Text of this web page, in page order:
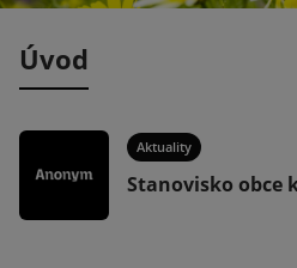
Úvod
Aktuality
Stanovisko obce